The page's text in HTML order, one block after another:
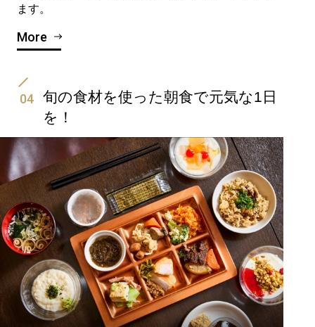
ます。
More
04
旬の食材を使った朝食で元気な1日
を！